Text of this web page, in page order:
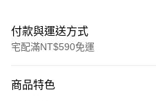
付款與運送方式
宅配滿NT$590免運
POYA支付
商品特色